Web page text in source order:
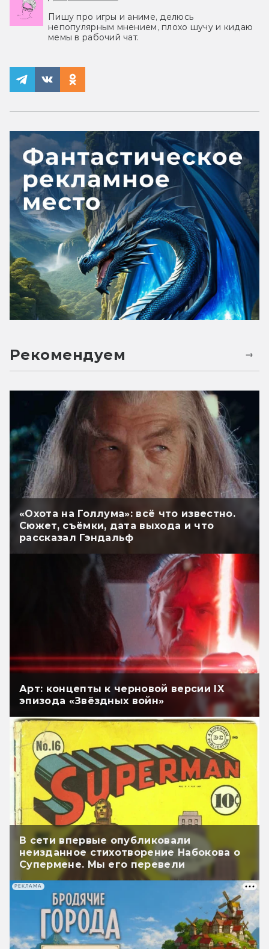
Пишу про игры и аниме, делюсь
непопулярным мнением, плохо шучу и кидаю
мемы в рабочий чат.
Рекомендуем
«Охота на Голлума»: всё что известно.
Сюжет, съёмки, дата выхода и что
рассказал Гэндальф
Арт: концепты к черновой версии IX
эпизода «Звёздных войн»
В сети впервые опубликовали
неизданное стихотворение Набокова о
Супермене. Мы его перевели
РЕКЛАМА